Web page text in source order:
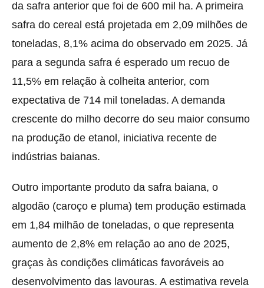
da safra anterior que foi de 600 mil ha. A primeira
safra do cereal está projetada em 2,09 milhões de
toneladas, 8,1% acima do observado em 2025. Já
para a segunda safra é esperado um recuo de
11,5% em relação à colheita anterior, com
expectativa de 714 mil toneladas. A demanda
crescente do milho decorre do seu maior consumo
na produção de etanol, iniciativa recente de
indústrias baianas.
Outro importante produto da safra baiana, o
algodão (caroço e pluma) tem produção estimada
em 1,84 milhão de toneladas, o que representa
aumento de 2,8% em relação ao ano de 2025,
graças às condições climáticas favoráveis ao
desenvolvimento das lavouras. A estimativa revela